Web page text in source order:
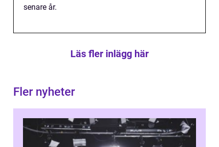
senare år.
Läs fler inlägg här
Fler nyheter